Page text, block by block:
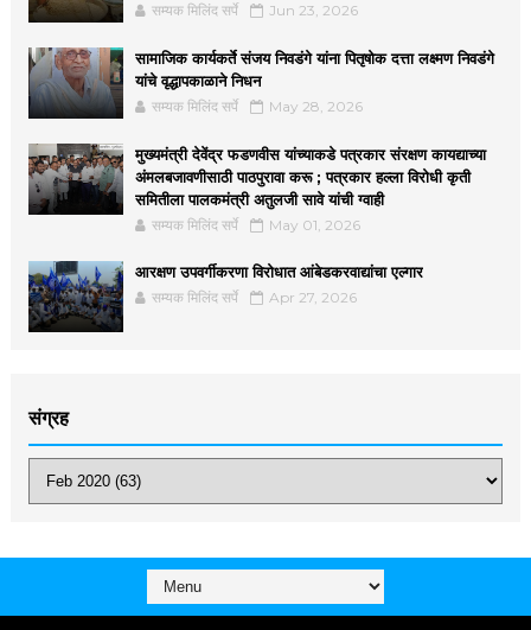
सम्यक मिलिंद सर्पे Jun 23, 2026
सामाजिक कार्यकर्ते संजय निवडंगे यांना पितृषोक दत्ता लक्ष्मण निवडंगे
यांचे वृद्धापकाळाने निधन
सम्यक मिलिंद सर्पे May 28, 2026
मुख्यमंत्री देवेंद्र फडणवीस यांच्याकडे पत्रकार संरक्षण कायद्याच्या
अंमलबजावणीसाठी पाठपुरावा करू ; पत्रकार हल्ला विरोधी कृती
समितीला पालकमंत्री अतुलजी सावे यांची ग्वाही
सम्यक मिलिंद सर्पे May 01, 2026
आरक्षण उपवर्गीकरणा विरोधात आंबेडकरवाद्यांचा एल्गार
सम्यक मिलिंद सर्पे Apr 27, 2026
संग्रह